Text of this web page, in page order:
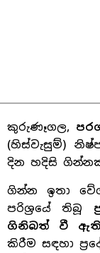
කුරුණෑගල,
(හිස්වැසුම්)
දින හදිසි
ගින්න ඉතා
පරිශ්‍රයේ තිබූ
ගිනිබත් වී
කිරීම සඳහා